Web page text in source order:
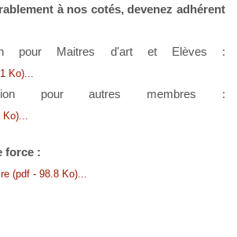
à nos cotés, devenez adhérent
pour Maitres d'art et Elèves :
Ko)...
pour autres membres :
Ko)...
force :
(pdf - 98.8 Ko)...